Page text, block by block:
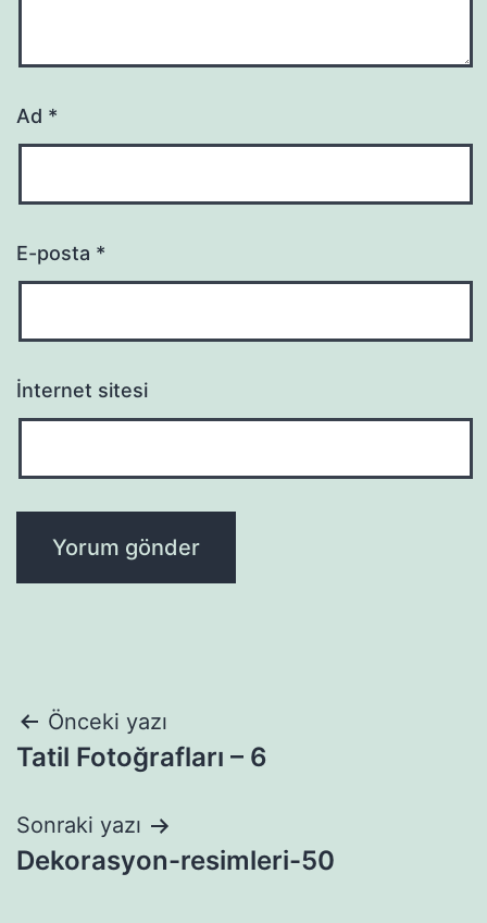
Ad *
E-posta *
İnternet sitesi
Yazı
gezinmesi
Önceki yazı
Tatil Fotoğrafları – 6
Sonraki yazı
Dekorasyon-resimleri-50